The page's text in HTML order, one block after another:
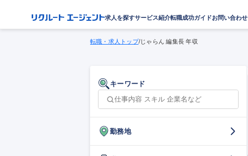
求人を探すサービス紹介転職成功ガイドお問い合わせ
転職・求人トップ/じゃらん 編集長 年収
キーワード
勤務地